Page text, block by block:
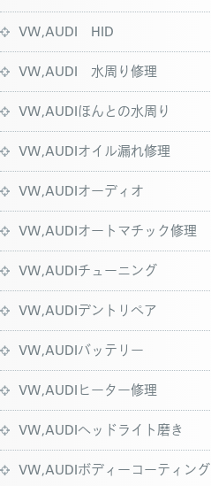
VW,AUDI HID
VW,AUDI 水周り修理
VW,AUDIほんとの水周り
VW,AUDIオイル漏れ修理
VW,AUDIオーディオ
VW,AUDIオートマチック修理
VW,AUDIチューニング
VW,AUDIデントリペア
VW,AUDIバッテリー
VW,AUDIヒーター修理
VW,AUDIヘッドライト磨き
VW,AUDIボディーコーティング